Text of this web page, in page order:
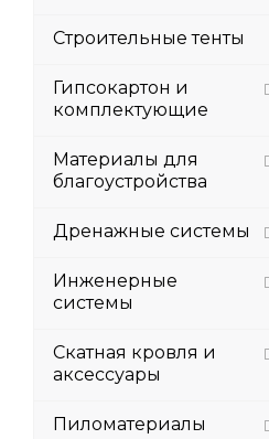
Строительные тенты
Гипсокартон и
комплектующие
Материалы для
благоустройства
Дренажные системы
Инженерные
системы
Скатная кровля и
аксессуары
Пиломатериалы